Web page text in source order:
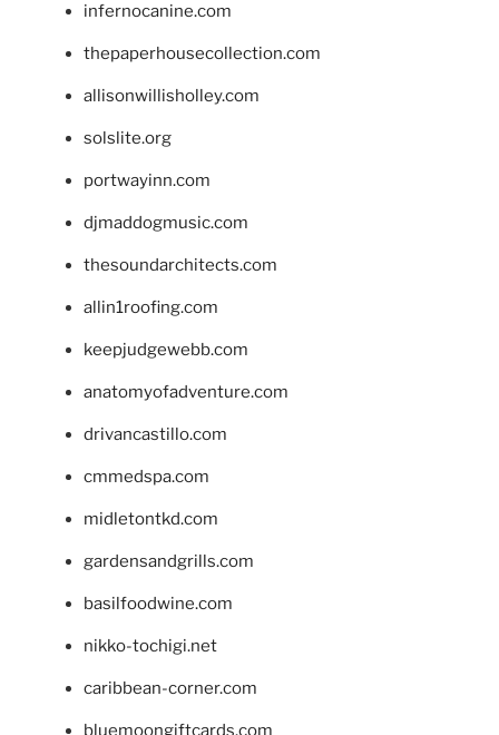
infernocanine.com
thepaperhousecollection.com
allisonwillisholley.com
solslite.org
portwayinn.com
djmaddogmusic.com
thesoundarchitects.com
allin1roofing.com
keepjudgewebb.com
anatomyofadventure.com
drivancastillo.com
cmmedspa.com
midletontkd.com
gardensandgrills.com
basilfoodwine.com
nikko-tochigi.net
caribbean-corner.com
bluemoongiftcards.com